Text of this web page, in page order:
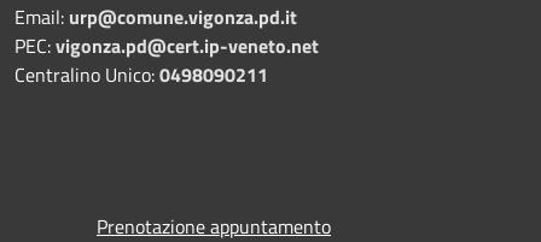
Email: urp@comune.vigonza.pd.it
PEC:vigonza.pd@cert.ip-veneto.net
Centralino Unico:0498090211
Prenotazione appuntamento